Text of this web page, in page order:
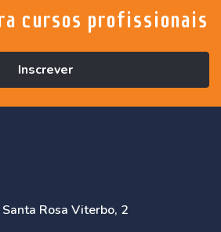
cursos profissionais
Inscrever
Rosa Viterbo, 2